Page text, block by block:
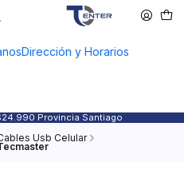
Dirección y Horarios
Provincia Santiago
Usb Celular